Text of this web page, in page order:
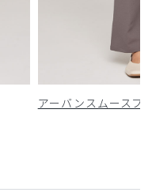
アーバンスムースフ